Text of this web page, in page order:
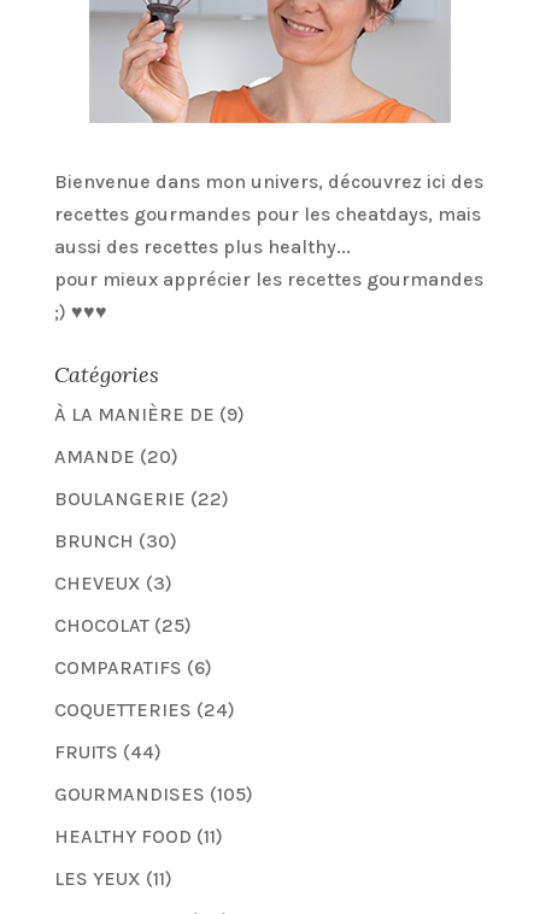
Bienvenue dans mon univers, découvrez ici des
recettes gourmandes pour les cheatdays, mais
aussi des recettes plus healthy...
pour mieux apprécier les recettes gourmandes
;) ♥♥♥
Catégories
À LA MANIÈRE DE (9)
AMANDE (20)
BOULANGERIE (22)
BRUNCH (30)
CHEVEUX (3)
CHOCOLAT(25)
COMPARATIFS (6)
COQUETTERIES (24)
FRUITS (44)
GOURMANDISES (105)
HEALTHY FOOD (11)
LES YEUX (11)